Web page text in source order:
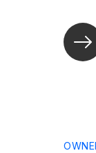
よ
機
費
自